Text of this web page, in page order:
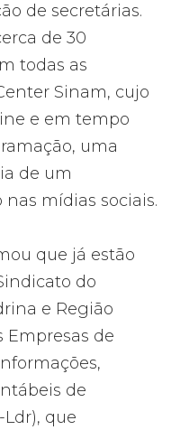
de secretárias.
de 30
todas as
Sinam, cujo
e em tempo
uma
de um
mídias sociais.
que já estão
do
e Região
Empresas de
de
que